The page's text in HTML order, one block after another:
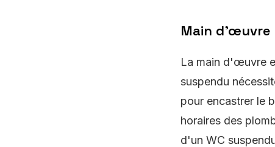
Main d'œuvre
La main d'œuvre
suspendu
pour encastrer le
horaires des
d'un WC